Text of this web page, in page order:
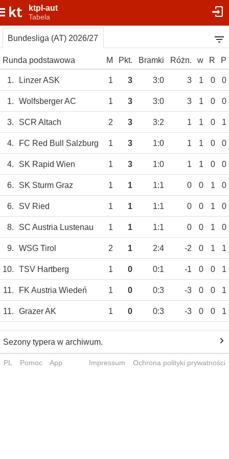
ktpl-aut
Tabela
Bundesliga (AT) 2026/27
Runda podstawowa M Pkt. Bramki Różn. w R P
1. Linzer ASK 1 3 3:0 3 1 0 0
1. Wolfsberger AC 1 3 3:0 3 1 0 0
3. SCR Altach 2 3 3:2 1 1 0 1
4. FC Red Bull Salzburg 1 3 1:0 1 1 0 0
4. SK Rapid Wien 1 3 1:0 1 1 0 0
6. SK Sturm Graz 1 1 1:1 0 0 1 0
6. SV Ried 1 1 1:1 0 0 1 0
8. SC Austria Lustenau 1 1 1:1 0 0 1 0
9. WSG Tirol 2 1 2:4 -2 0 1 1
10. TSV Hartberg 1 0 0:1 -1 0 0 1
11. FK Austria Wiedeń 1 0 0:3 -3 0 0 1
11. Grazer AK 1 0 0:3 -3 0 0 1
Sezony typera w archiwum.
PL Pomoc App Impressum Ochrona polityki prywatności